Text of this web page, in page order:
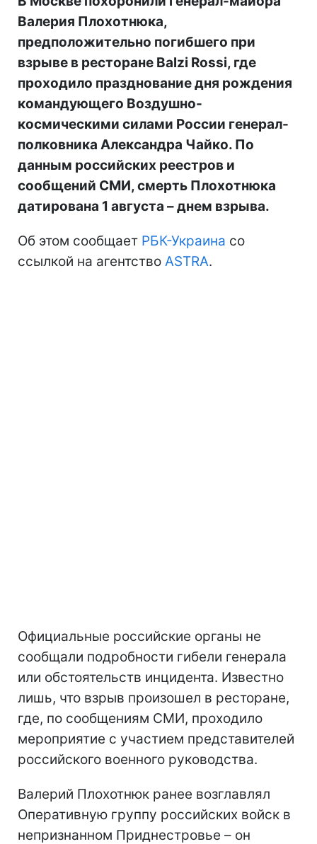
Валерия Плохотнюка,
предположительно погибшего при
взрыве в ресторане Balzi Rossi, где
проходило празднование дня рождения
командующего Воздушно-
космическими силами России генерал-
полковника Александра Чайко. По
данным российских реестров и
сообщений СМИ, смерть Плохотнюка
датирована 1 августа – днем взрыва.
Об этом сообщает РБК-Украина со
ссылкой на агентство ASTRA.
Официальные российские органы не
сообщали подробности гибели генерала
или обстоятельств инцидента. Известно
лишь, что взрыв произошел в ресторане,
где, по сообщениям СМИ, проходило
мероприятие с участием представителей
российского военного руководства.
Валерий Плохотнюк ранее возглавлял
Оперативную группу российских войск в
непризнанном Приднестровье – он